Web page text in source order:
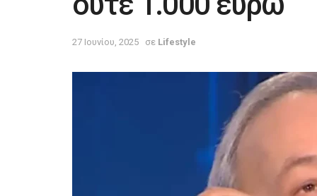
27 Ιουνίου, 2025 σε Lifestyle